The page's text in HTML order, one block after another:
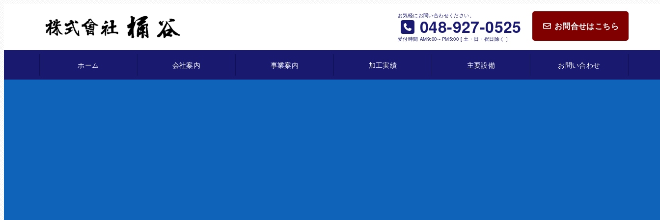
お気軽にお問い合わせください。
048-927-0525
受付時間 AM9:00～PM5:00 [ 土・日・祝日除く ]
お問合せはこちら
ホーム 会社案内 事業案内 加工実績 主要設備 お問い合わせ